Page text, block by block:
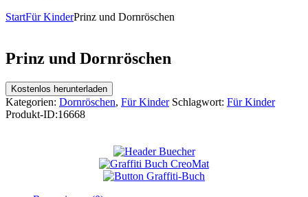
StartFür KinderPrinz und Dornröschen
Prinz und Dornröschen
Kostenlos herunterladen
Kategorien: Dornröschen, Für Kinder Schlagwort: Für Kinder
Produkt-ID:16668